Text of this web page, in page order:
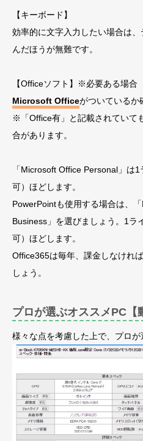
【キーボード】
効率的に文字入力したい場合は
んだほうが無難です。
【Officeソフト】※必要ある場合
Microsoft Officeがついているか
※「Office有」と記載されていて
合があります。
「Microsoft Office Personal」は
可）ほどします。
PowerPointも使用する場合は、
Business」を選びましょう。1ラ
可）ほどします。
Office365は毎年、課金しなけれ
しょう。
プロが選ぶオススメPC【
様々な点を考慮した上で、プロが